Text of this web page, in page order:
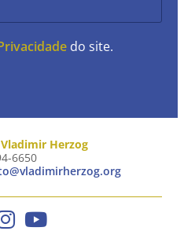
do site.
Herzog
6650